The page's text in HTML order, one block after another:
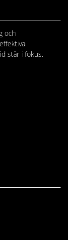
och
står i fokus.